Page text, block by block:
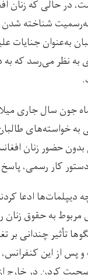
در حالی که زنان
به‌رسمیت شناخته
به‌عنوان جنایات
به نظر می‌رسد که
جون سال جاری
خواسته‌های
حضور زنان
کار رسمی،
دیپلمات‌ها ادعا
به حقوق زنان
تأثیر چندانی
پس از این